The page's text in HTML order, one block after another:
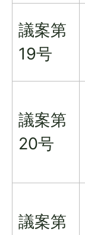
議案第
19号
議案第
20号
議案第